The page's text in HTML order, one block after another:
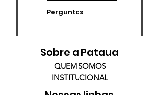
Perguntas
Sobre a Pataua
QUEM SOMOS
INSTITUCIONAL